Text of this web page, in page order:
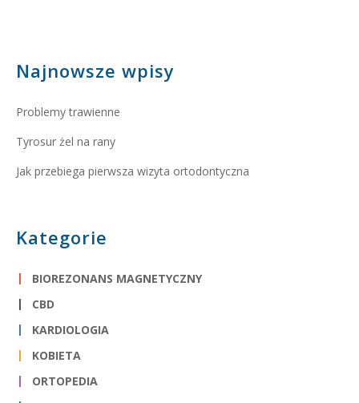
Najnowsze wpisy
Problemy trawienne
Tyrosur żel na rany
Jak przebiega pierwsza wizyta ortodontyczna
Kategorie
BIOREZONANS MAGNETYCZNY
CBD
KARDIOLOGIA
KOBIETA
ORTOPEDIA